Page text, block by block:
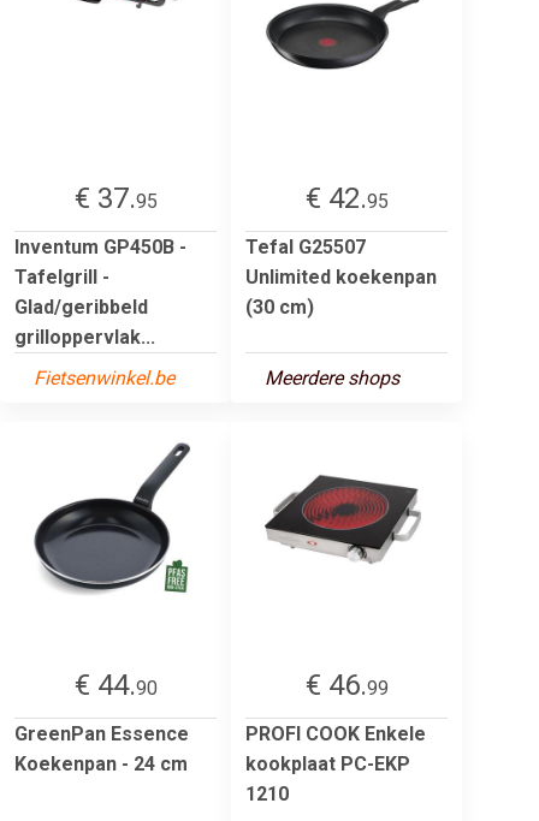
€ 37.95
Inventum GP450B -
Tafelgrill -
Glad/geribbeld
grilloppervlak...
Fietsenwinkel.be
€ 42.95
Tefal G25507
Unlimited koekenpan
(30 cm)
Meerdere shops
€ 44.90
GreenPan Essence
Koekenpan - 24 cm
€ 46.99
PROFI COOK Enkele
kookplaat PC-EKP
1210